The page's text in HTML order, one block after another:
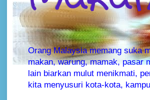
Orang Malaysia memang suka
makan, warung, mamak, pasar
lain biarkan mulut menikmati,
kita menyusuri kota-kota,